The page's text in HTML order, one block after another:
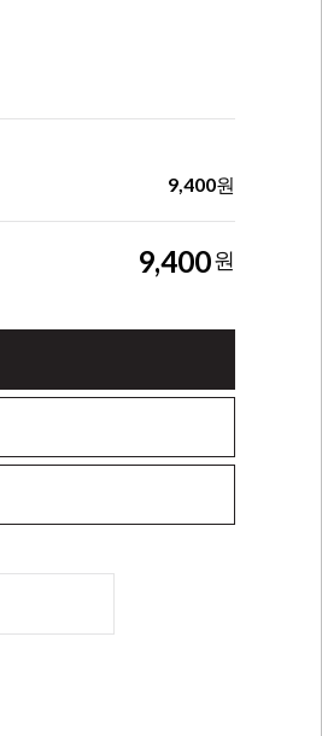
9,400원
9,400원